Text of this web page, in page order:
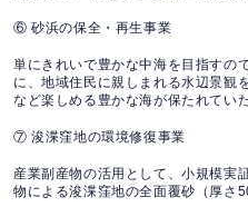
⑥ 砂浜の保全・再生事業
単にきれいで豊かな中海を目指すの
に、地域住民に親しまれる水辺景観
など楽しめる豊かな海が保たれてい
⑦ 浚渫窪地の環境修復事業
産業副産物の活用として、小規模実
物による浚渫窪地の全面覆砂（厚さ